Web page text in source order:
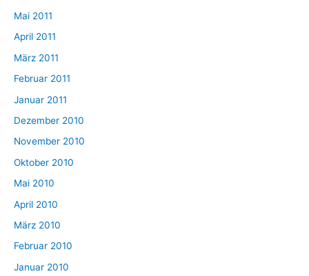
Mai 2011
April 2011
März 2011
Februar 2011
Januar 2011
Dezember 2010
November 2010
Oktober 2010
Mai 2010
April 2010
März 2010
Februar 2010
Januar 2010